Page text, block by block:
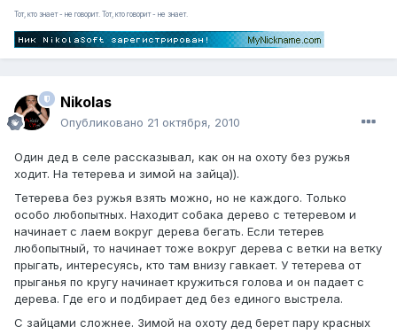
Тот, кто знает - не говорит. Тот, кто говорит - не знает.
Nikolas
Опубликовано 21 октября, 2010
Один дед в селе рассказывал, как он на охоту без ружья
ходит. На тетерева и зимой на зайца)).
Тетерева без ружья взять можно, но не каждого. Только
особо любопытных. Находит собака дерево с тетеревом и
начинает с лаем вокруг дерева бегать. Если тетерев
любопытный, то начинает тоже вокруг дерева с ветки на ветку
прыгать, интересуясь, кто там внизу гавкает. У тетерева от
прыганья по кругу начинает кружиться голова и он падает с
дерева. Где его и подбирает дед без единого выстрела.
С зайцами сложнее. Зимой на охоту дед берет пару красных